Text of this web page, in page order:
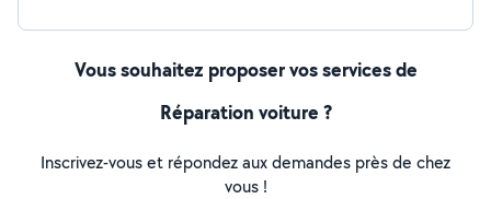
Vous souhaitez proposer vos services de
Réparation voiture ?
Inscrivez-vous et répondez aux demandes près de chez
vous !